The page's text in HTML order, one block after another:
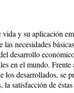
vida y su aplicación
necesidades
desarrollo
en el mundo.
los desarrollados, se
la satisfacción de